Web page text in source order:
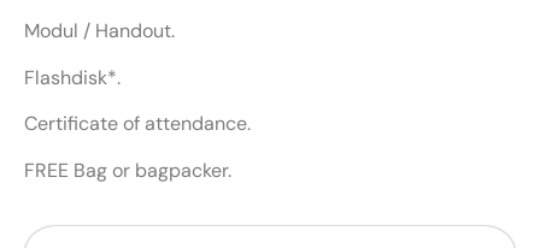
Modul / Handout.
Flashdisk*.
Certificate of attendance.
FREE Bag or bagpacker.